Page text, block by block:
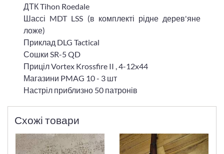
ДТК Tihon Roedale
Шассі MDT LSS (в комплекті рідне дерев'яне
ложе)
Приклад DLG Tactical
Сошки SR-5 QD
Приціл Vortex Krossfire II , 4-12x44
Магазини PMAG 10 - 3 шт
Настріл приблизно 50 патронів
Схожі товари